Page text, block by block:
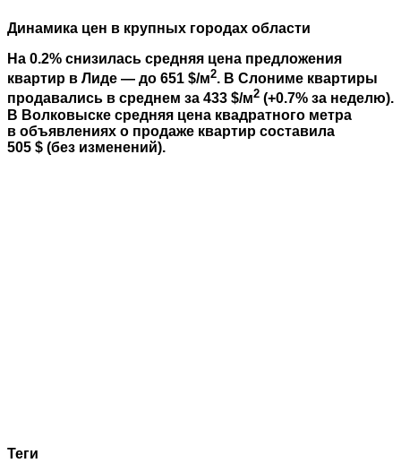
Динамика цен в крупных городах области
На 0.2% снизилась средняя цена предложения
квартир в Лиде — до 651 $/м2. В Слониме квартиры
продавались в среднем за 433 $/м2 (+0.7% за неделю).
В Волковыске средняя цена квадратного метра
в объявлениях о продаже квартир составила
505 $ (без изменений).
Теги